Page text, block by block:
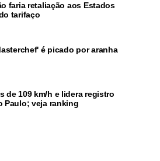
faria retaliação aos Estados
tarifaço
é picado por aranha
de 109 km/h e lidera registro
Paulo; veja ranking